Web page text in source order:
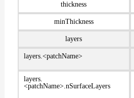
thickness
minThickness
layers
layers.<patchName>
layers.
<patchName>.nSurfaceLayers